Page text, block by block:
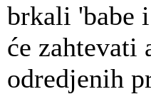
brkali 'babe
će zahtevati
odredjenih